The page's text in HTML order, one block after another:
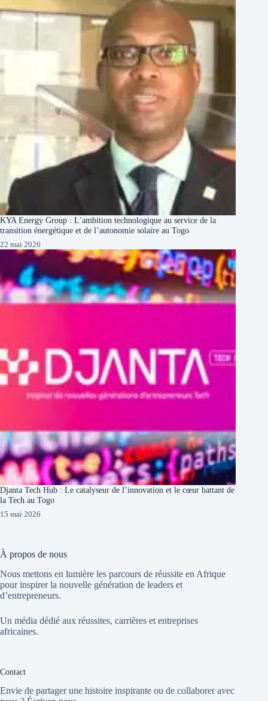
KYA Energy Group : L’ambition technologique au service de la
transition énergétique et de l’autonomie solaire au Togo
22 mai 2026
Djanta Tech Hub : Le catalyseur de l’innovation et le cœur battant de
la Tech au Togo
15 mai 2026
À propos de nous
Nous mettons en lumière les parcours de réussite en Afrique
pour inspirer la nouvelle génération de leaders et
d’entrepreneurs.
Un média dédié aux réussites, carrières et entreprises
africaines.
Contact
Envie de partager une histoire inspirante ou de collaborer avec